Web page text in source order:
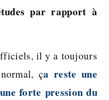
par rapport à
il y a toujours
ça reste une
forte pression du